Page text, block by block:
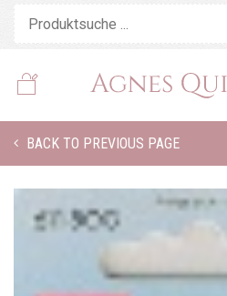
BACK TO PREVIOUS PAGE